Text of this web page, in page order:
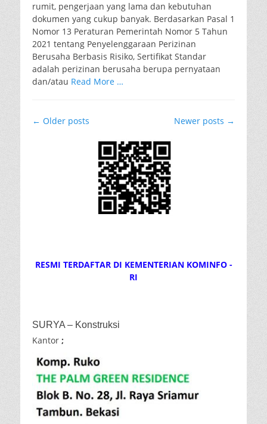
rumit, pengerjaan yang lama dan kebutuhan
dokumen yang cukup banyak. Berdasarkan Pasal 1
Nomor 13 Peraturan Pemerintah Nomor 5 Tahun
2021 tentang Penyelenggaraan Perizinan
Berusaha Berbasis Risiko, Sertifikat Standar
adalah perizinan berusaha berupa pernyataan
dan/atau Read More …
Post
← Older posts Newer posts →
RESMI TERDAFTAR DI KEMENTERIAN KOMINFO -
RI
SURYA – Konstruksi
Kantor ;